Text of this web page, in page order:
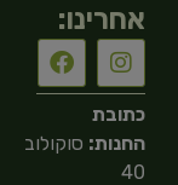
אחרינו:
כתובת
החנות: סוקולוב
40